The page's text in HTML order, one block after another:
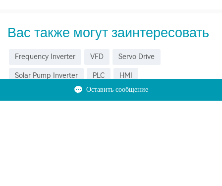
Вас также могут заинтересовать
Frequency Inverter VFD Servo Drive
Solar Pump Inverter PLC HMI
Оставить сообщение